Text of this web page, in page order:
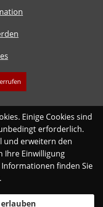
Einige Cookies sind
erforderlich.
und erweitern den
Ihre Einwilligung
finden Sie
.